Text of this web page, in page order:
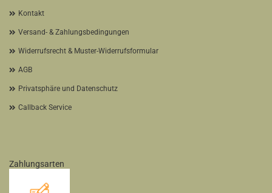
Kontakt
Versand- & Zahlungsbedingungen
Widerrufsrecht & Muster-Widerrufsformular
AGB
Privatsphäre und Datenschutz
Callback Service
Zahlungsarten